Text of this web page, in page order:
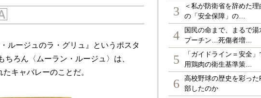
ルージュのラ・グリュ』というポスタ
ろん〈ムーラン・ルージュ〉は、
キャバレーのことだ。
3
＜私が防衛省を辞めた
の「安全保障」の…
4
国民の命まで、まるで湯
プーチン…死傷者増…
5
「ガイドライン＝安全
用鶏肉の衛生基準策…
6
高校野球の歴史を彩っ
部したのか